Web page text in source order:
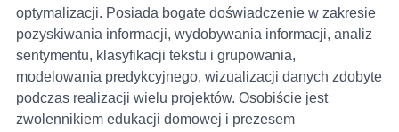
optymalizacji. Posiada bogate doświadczenie w zakresie
pozyskiwania informacji, wydobywania informacji, analiz
sentymentu, klasyfikacji tekstu i grupowania,
modelowania predykcyjnego, wizualizacji danych zdobyte
podczas realizacji wielu projektów. Osobiście jest
zwolennikiem edukacji domowej i prezesem